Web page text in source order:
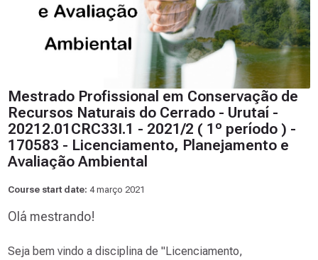
Mestrado Profissional em Conservação de
Recursos Naturais do Cerrado - Urutaí -
20212.01CRC33I.1 - 2021/2 ( 1º período ) -
170583 - Licenciamento, Planejamento e
Avaliação Ambiental
Course start date: 4 março 2021
Olá mestrando!
Seja bem vindo a disciplina de "Licenciamento,